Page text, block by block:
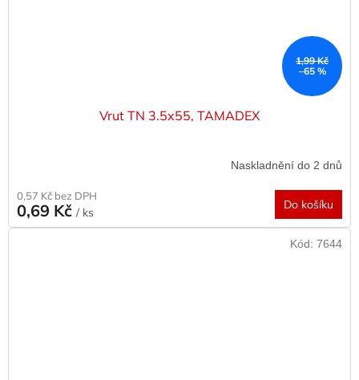
1,99 Kč
–65 %
Vrut TN 3.5x55, TAMADEX
Naskladnění do 2 dnů
0,57 Kč bez DPH
0,69 Kč / ks
Do košíku
Kód: 7644